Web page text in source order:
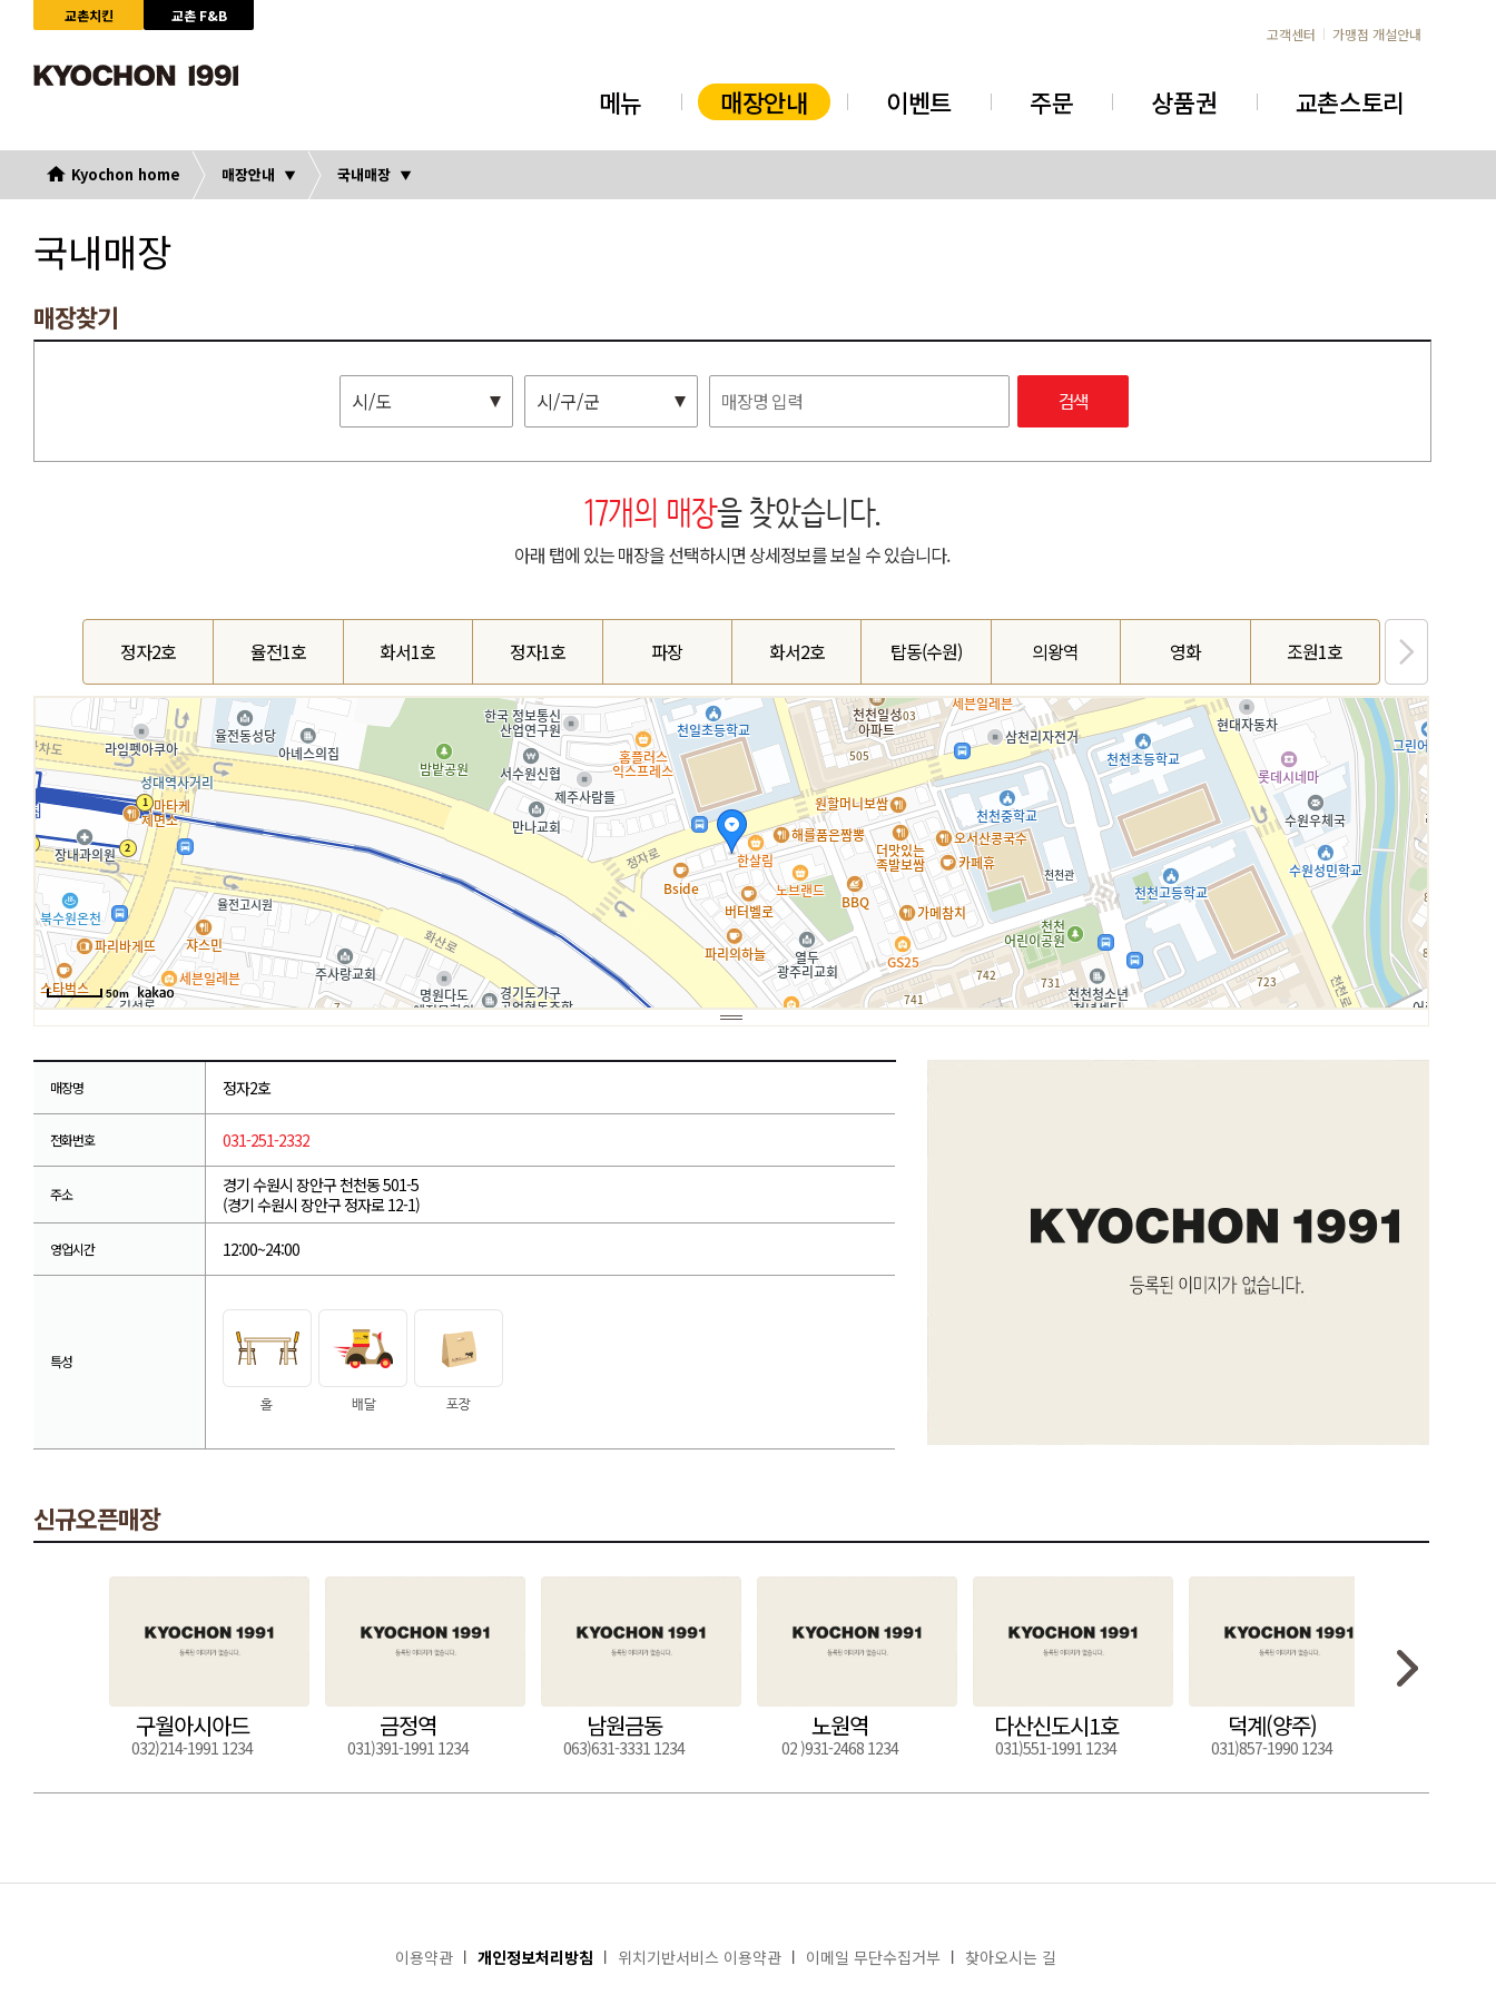
교촌치킨
교촌 F&B
고객센터
가맹점 개설안내
메뉴 매장안내 이벤트 주문 상품권 교촌스토리
Kyochon home 매장안내 국내매장
국내매장
매장찾기
시/도 시/구/군 검색
17개의 매장을 찾았습니다.
아래 탭에 있는 매장을 선택하시면 상세정보를 보실 수 있습니다.
정자2호 율전1호 화서1호 정자1호 파장 화서2호 탑동(수원) 의왕역 영화 조원1호
50m
매장명 정자2호
전화번호 031-251-2332
주소
경기 수원시 장안구 천천동 501-5
(경기 수원시 장안구 정자로 12-1)
영업시간 12:00~24:00
특성
신규오픈매장
구월아시아드
032)214-1991 1234
금정역
031)391-1991 1234
남원금동
063)631-3331 1234
노원역
02 )931-2468 1234
다산신도시1호
031)551-1991 1234
덕계(양주)
031)857-1990 1234
이용약관 개인정보처리방침 위치기반서비스 이용약관 이메일 무단수집거부 찾아오시는 길